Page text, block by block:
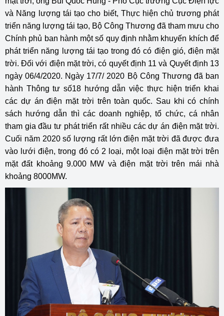
và Năng lượng tái tạo cho biết, Thực hiện chủ trương phát
triển năng lượng tái tạo, Bộ Công Thương đã tham mưu cho
Chính phủ ban hành một số quy định nhằm khuyến khích để
phát triển năng lượng tái tạo trong đó có điện gió, điện mặt
trời. Đối với điện mặt trời, có quyết định 11 và Quyết định 13
ngày 06/4/2020. Ngày 17/7/ 2020 Bộ Công Thương đã ban
hành Thông tư số18 hướng dẫn việc thực hiện triển khai
các dự án điện mặt trời trên toàn quốc. Sau khi có chính
sách hướng dẫn thì các doanh nghiệp, tổ chức, cá nhân
tham gia đầu tư phát triển rất nhiều các dự án điện mặt trời.
Cuối năm 2020 số lượng rất lớn điện mặt trời đã được đưa
vào lưới điện, trong đó có 2 loại, một loại điện mặt trời trên
mặt đất khoảng 9.000 MW và điện mặt trời trên mái nhà
khoảng 8000MW.